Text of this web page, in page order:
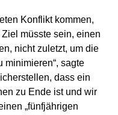
Konflikt kommen,
müsste sein, einen
nicht zuletzt, um die
minimieren“, sagte
dass ein
zu Ende ist und wir
„fünfjährigen